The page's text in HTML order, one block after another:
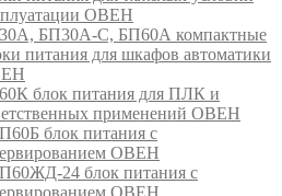
ОВЕН
БП30А-С, БП60А компактные
питания для шкафов автоматики
блок питания для ПЛК и
применений ОВЕН
блок питания с
ОВЕН
24 блок питания с
ОВЕН